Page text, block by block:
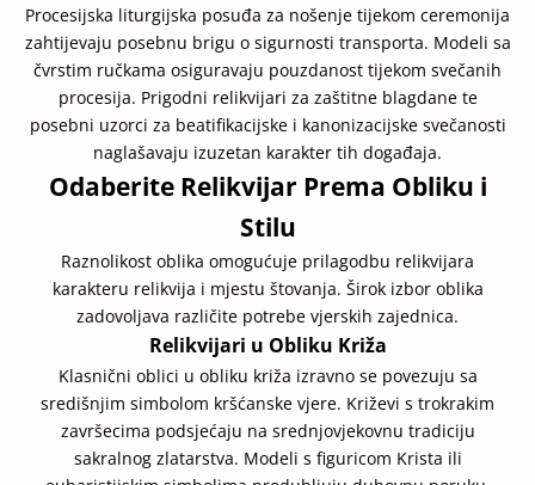
Procesijska liturgijska posuđa za nošenje tijekom ceremonija
zahtijevaju posebnu brigu o sigurnosti transporta. Modeli sa
čvrstim ručkama osiguravaju pouzdanost tijekom svečanih
procesija. Prigodni relikvijari za zaštitne blagdane te
posebni uzorci za beatifikacijske i kanonizacijske svečanosti
naglašavaju izuzetan karakter tih događaja.
Odaberite Relikvijar Prema Obliku i
Stilu
Raznolikost oblika omogućuje prilagodbu relikvijara
karakteru relikvija i mjestu štovanja. Širok izbor oblika
zadovoljava različite potrebe vjerskih zajednica.
Relikvijari u Obliku Križa
Klasnični oblici u obliku križa izravno se povezuju sa
središnjim simbolom kršćanske vjere. Križevi s trokrakim
završecima podsjećaju na srednjovjekovnu tradiciju
sakralnog zlatarstva. Modeli s figuricom Krista ili